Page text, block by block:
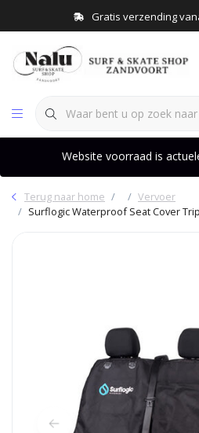
Gratis verzending
Website voorraad is
Terug naar home
Vervoer
Surflogic Waterproof Seat Cover